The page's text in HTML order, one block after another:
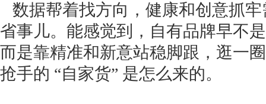
数据帮着找方向，健康和创意抓
省事儿。能感觉到，自有品牌早不
而是靠精准和新意站稳脚跟，逛一
抢手的 “自家货” 是怎么来的。